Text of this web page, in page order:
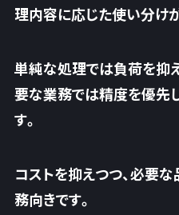
理内容に応じた使い分けが
単純な処理では負荷を抑
要な業務では精度を優先
す。
コストを抑えつつ、必要な
務向きです。